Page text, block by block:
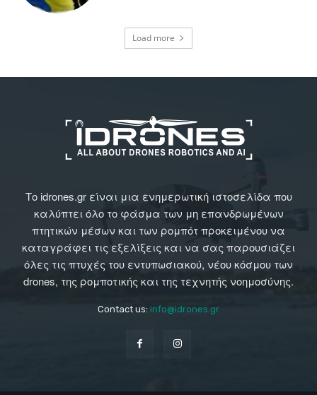
Load more
Το idrones.gr είναι μια ενημερωτική ιστοσελίδα που
καλύπτει όλο το φάσμα των μη επανδρωμένων
πτητικών μέσων και των ρομπότ προκειμένου να
καταγράφει τις εξελίξεις και να σας παρουσιάζει
όλες τις πτυχές του εντυπωσιακού, νέου κόσμου των
drones, της ρομποτικής και της τεχνητής νοημοσύνης.
Contact us: info@idrones.gr